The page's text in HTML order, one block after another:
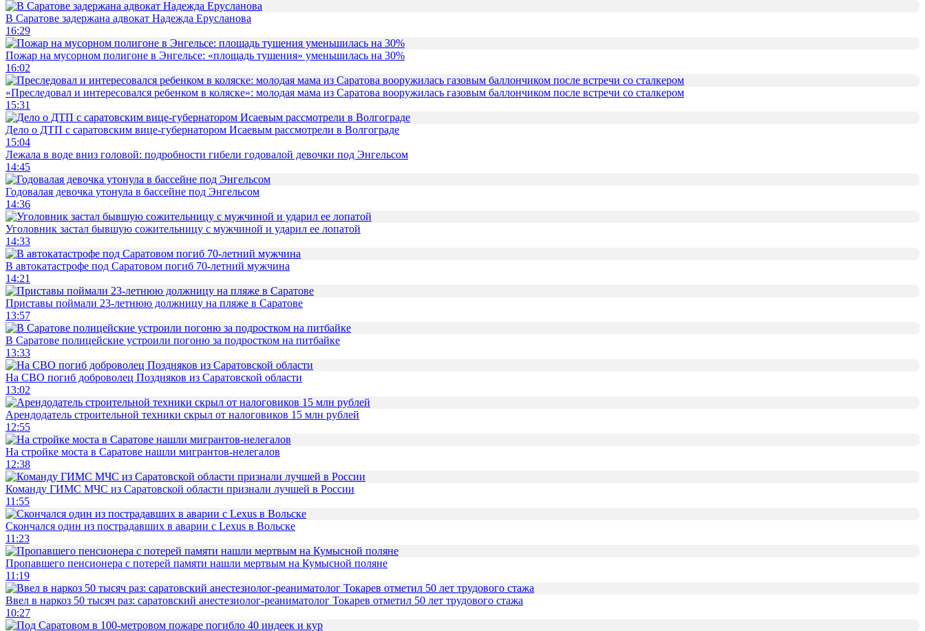
В Саратове задержана адвокат Надежда Ерусланова
16:29
Пожар на мусорном полигоне в Энгельсе: «площадь тушения» уменьшилась на 30%
16:02
«Преследовал и интересовался ребенком в коляске»: молодая мама из Саратова вооружилась газовым баллончиком после встречи со сталкером
15:31
Дело о ДТП с саратовским вице-губернатором Исаевым рассмотрели в Волгограде
15:04
Лежала в воде вниз головой: подробности гибели годовалой девочки под Энгельсом
14:45
Годовалая девочка утонула в бассейне под Энгельсом
14:36
Уголовник застал бывшую сожительницу с мужчиной и ударил ее лопатой
14:33
В автокатастрофе под Саратовом погиб 70-летний мужчина
14:21
Приставы поймали 23-летнюю должницу на пляже в Саратове
13:57
В Саратове полицейские устроили погоню за подростком на питбайке
13:33
На СВО погиб доброволец Поздняков из Саратовской области
13:02
Арендодатель строительной техники скрыл от налоговиков 15 млн рублей
12:55
На стройке моста в Саратове нашли мигрантов-нелегалов
12:38
Команду ГИМС МЧС из Саратовской области признали лучшей в России
11:55
Скончался один из пострадавших в аварии c Lexus в Вольске
11:23
Пропавшего пенсионера с потерей памяти нашли мертвым на Кумысной поляне
11:19
Ввел в наркоз 50 тысяч раз: саратовский анестезиолог-реаниматолог Токарев отметил 50 лет трудового стажа
10:27